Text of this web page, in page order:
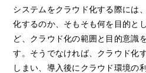
システムをクラウド化する際には
化するのか、そもそも何を目的と
ど、クラウド化の範囲と目的意識
す。そうでなければ、クラウド化
しまい、導入後にクラウド環境の